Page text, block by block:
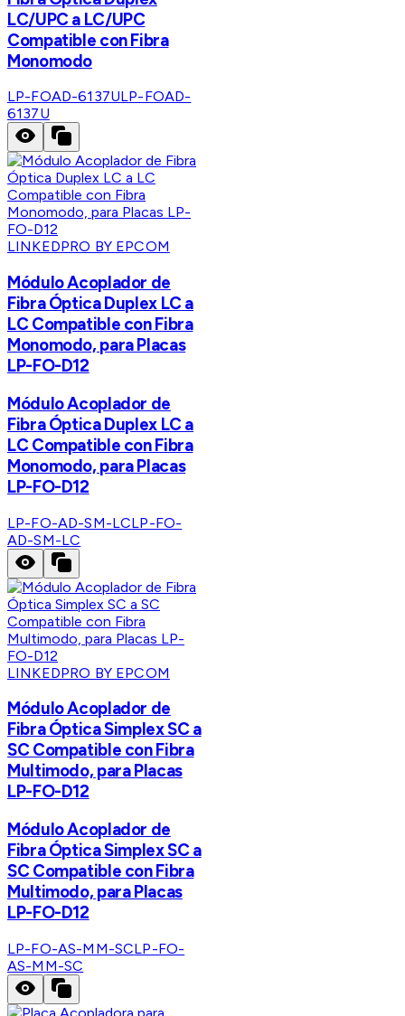
LC/UPC a LC/UPC
Compatible con Fibra
Monomodo
LP-FOAD-6137ULP-FOAD-
6137U
LINKEDPRO BY EPCOM
Módulo Acoplador de
Fibra Óptica Duplex LC a
LC Compatible con Fibra
Monomodo, para Placas
LP-FO-D12
Módulo Acoplador de
Fibra Óptica Duplex LC a
LC Compatible con Fibra
Monomodo, para Placas
LP-FO-D12
LP-FO-AD-SM-LCLP-FO-
AD-SM-LC
LINKEDPRO BY EPCOM
Módulo Acoplador de
Fibra Óptica Simplex SC a
SC Compatible con Fibra
Multimodo, para Placas
LP-FO-D12
Módulo Acoplador de
Fibra Óptica Simplex SC a
SC Compatible con Fibra
Multimodo, para Placas
LP-FO-D12
LP-FO-AS-MM-SCLP-FO-
AS-MM-SC